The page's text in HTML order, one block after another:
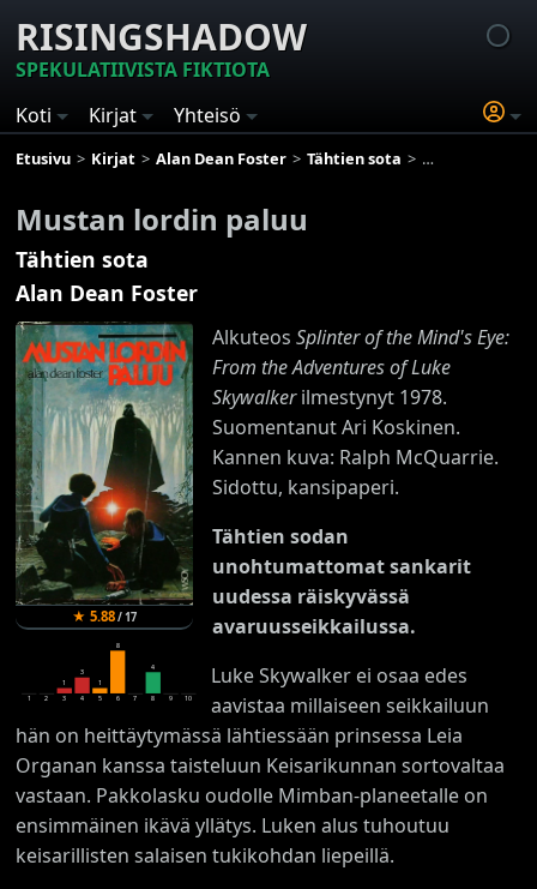
RISINGSHADOW
SPEKULATIIVISTA FIKTIOTA
Koti
Kirjat Yhteisö
Etusivu Kirjat Alan Dean Foster Tähtien sota Mustan lordin
Mustan lordin paluu
Tähtien sota
Alan Dean Foster
★5.88/17
1 2
1
3
3
4
1
5
8
6 7
4
8 9 10
Alkuteos Splinter of the Mind's Eye:
From the Adventures of Luke
Skywalkerilmestynyt 1978.
Suomentanut Ari Koskinen.
Kannen kuva: Ralph McQuarrie.
Sidottu, kansipaperi.
Tähtien sodan
unohtumattomat sankarit
uudessa räiskyvässä
avaruusseikkailussa.
Luke Skywalker ei osaa edes
aavistaa millaiseen seikkailuun
hän on heittäytymässä lähtiessään prinsessa Leia
Organan kanssa taisteluun Keisarikunnan sortovaltaa
vastaan. Pakkolasku oudolle Mimban-planeetalle on
ensimmäinen ikävä yllätys. Luken alus tuhoutuu
keisarillisten salaisen tukikohdan liepeillä.